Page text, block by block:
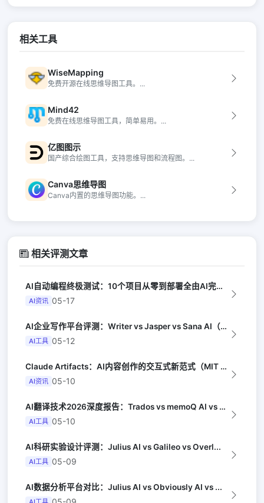
相关工具
WiseMapping
免费开源在线思维导图工具。...
Mind42
免费在线思维导图工具，简单易用。...
亿图图示
国产综合绘图工具，支持思维导图和流程图。...
Canva思维导图
Canva内置的思维导图功能。...
相关评测文章
AI自动编程终极测试：10个项目从零到部署全由AI完成（Y Combinator...
AI资讯 05-17
AI企业写作平台评测：Writer vs Jasper vs Sana AI（G...
AI工具 05-12
Claude Artifacts：AI内容创作的交互式新范式（MIT Techn...
AI资讯 05-10
AI翻译技术2026深度报告：Trados vs memoQ AI vs Phr...
AI工具 05-10
AI科研实验设计评测：Julius AI vs Galileo vs Overl...
AI工具 05-09
AI数据分析平台对比：Julius AI vs Obviously AI vs ...